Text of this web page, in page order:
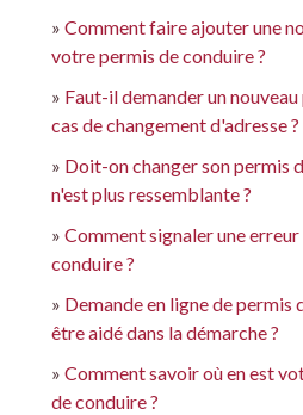
Comment faire ajouter une
votre permis de conduire ?
Faut-il demander un
cas de changement d'adresse ?
Doit-on changer son permis
n'est plus ressemblante ?
Comment signaler une
conduire ?
Demande en ligne de permis
être aidé dans la démarche ?
Comment savoir où en est
de conduire ?